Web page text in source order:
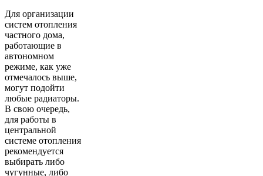
Для организации
систем отопления
частного дома,
работающие в
автономном
режиме, как уже
отмечалось выше,
могут подойти
любые радиаторы.
В свою очередь,
для работы в
центральной
системе отопления
рекомендуется
выбирать либо
чугунные, либо